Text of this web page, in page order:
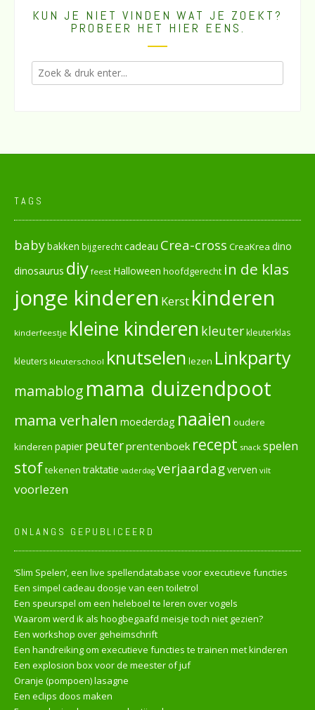
KUN JE NIET VINDEN WAT JE ZOEKT?
PROBEER HET HIER EENS.
TAGS
babybakken bijgerechtcadeau Crea-cross CreaKrea dino
dinosaurus diy feest Halloween hoofdgerecht in de klas
jonge kinderen Kerst kinderen
kinderfeestje kleine kinderen kleuterkleuterklas
kleuters kleuterschool knutselen lezen Linkparty
mamablog mama duizendpoot
mama verhalen moederdag naaien oudere
kinderen papier peuterprentenboek recept snack spelen
stoftekenen traktatie vaderdag verjaardagverven vilt
voorlezen
ONLANGS GEPUBLICEERD
‘Slim Spelen’, een live spellendatabase voor executieve functies
Een simpel cadeau doosje van een toiletrol
Een speurspel om een heleboel te leren over vogels
Waarom werd ik als hoogbegaafd meisje toch niet gezien?
Een workshop over geheimschrift
Een handreiking om executieve functies te trainen met kinderen
Een explosion box voor de meester of juf
Oranje (pompoen) lasagne
Een eclips doos maken